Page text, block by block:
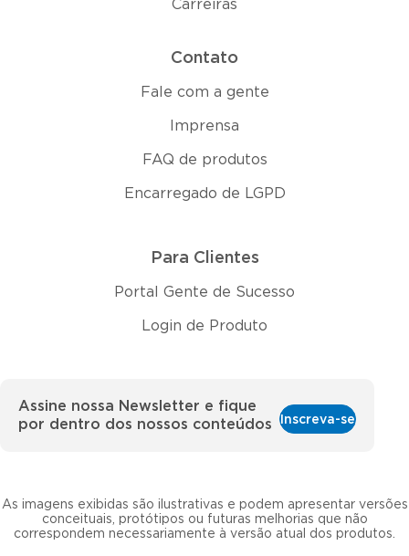
Carreiras
Contato
Fale com a gente
Imprensa
FAQ de produtos
Encarregado de LGPD
Para Clientes
Portal Gente de Sucesso
Login de Produto
As imagens exibidas são ilustrativas e podem apresentar versões
conceituais, protótipos ou futuras melhorias que não
correspondem necessariamente à versão atual dos produtos.
Assine nossa Newsletter e fique
por dentro dos nossos conteúdos
Inscreva-se